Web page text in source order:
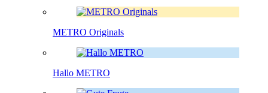
METRO Originals
Hallo METRO